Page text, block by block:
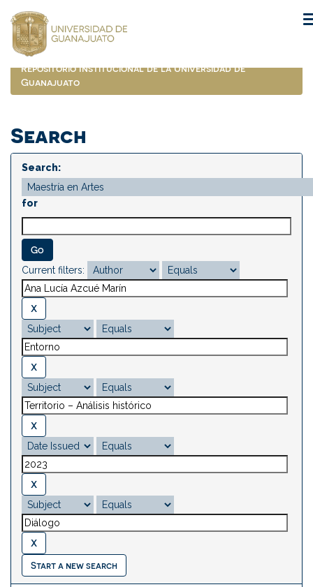
navigation
Repositorio Institucional de la Universidad de
Guanajuato
Search
Search:
for
Current filters:
Start a new search